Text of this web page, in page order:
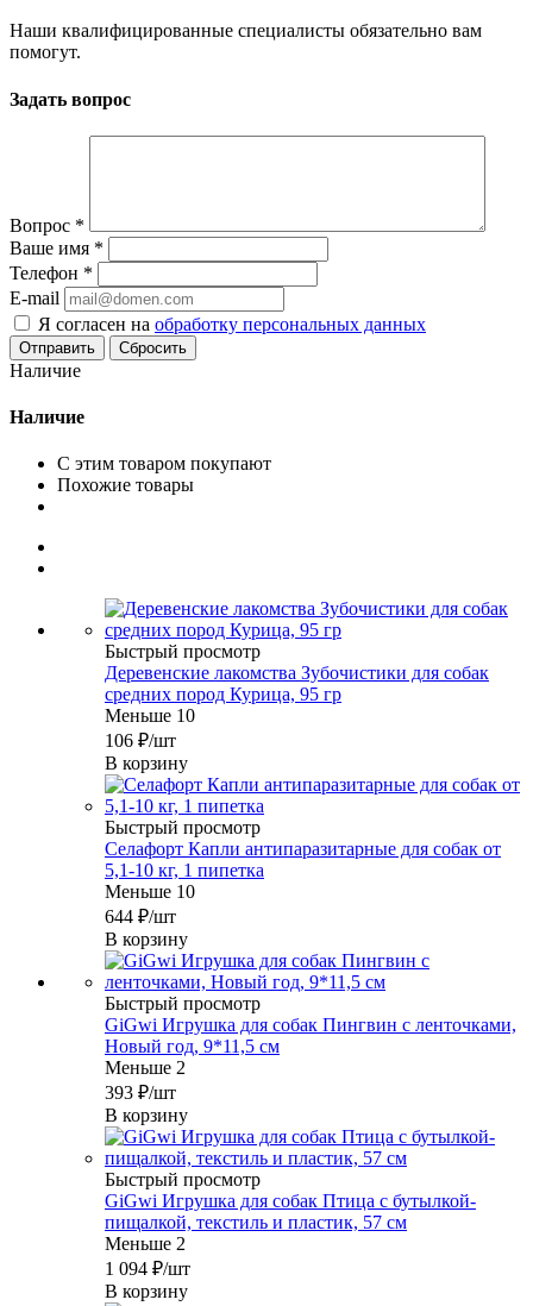
Наши квалифицированные специалисты обязательно вам
помогут.
Задать вопрос
Вопрос *
Ваше имя *
Телефон *
E-mail
Я согласен на обработку персональных данных
Сбросить
Наличие
Наличие
С этим товаром покупают
Похожие товары
Быстрый просмотр
Деревенские лакомства Зубочистики для собак
средних пород Курица, 95 гр
Меньше 10
106 ₽/шт
В корзину
Быстрый просмотр
Селафорт Капли антипаразитарные для собак от
5,1-10 кг, 1 пипетка
Меньше 10
644 ₽/шт
В корзину
Быстрый просмотр
GiGwi Игрушка для собак Пингвин с ленточками,
Новый год, 9*11,5 см
Меньше 2
393 ₽/шт
В корзину
Быстрый просмотр
GiGwi Игрушка для собак Птица с бутылкой-
пищалкой, текстиль и пластик, 57 см
Меньше 2
1 094 ₽/шт
В корзину